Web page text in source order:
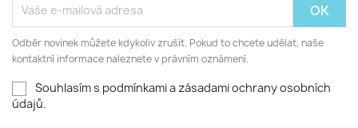
Odběr novinek můžete kdykoliv zrušit. Pokud to chcete udělat, naše
kontaktní informace naleznete v právním oznámení.
Souhlasím s podmínkami a zásadami ochrany osobních
údajů.